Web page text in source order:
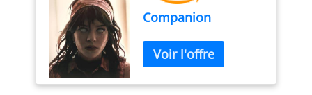
Companion